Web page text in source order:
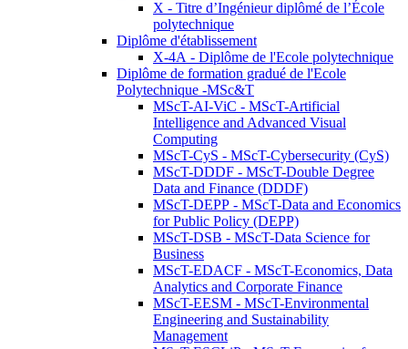
X - Titre d’Ingénieur diplômé de l’École
polytechnique
Diplôme d'établissement
X-4A - Diplôme de l'Ecole polytechnique
Diplôme de formation gradué de l'Ecole
Polytechnique -MSc&T
MScT-AI-ViC - MScT-Artificial
Intelligence and Advanced Visual
Computing
MScT-CyS - MScT-Cybersecurity (CyS)
MScT-DDDF - MScT-Double Degree
Data and Finance (DDDF)
MScT-DEPP - MScT-Data and Economics
for Public Policy (DEPP)
MScT-DSB - MScT-Data Science for
Business
MScT-EDACF - MScT-Economics, Data
Analytics and Corporate Finance
MScT-EESM - MScT-Environmental
Engineering and Sustainability
Management